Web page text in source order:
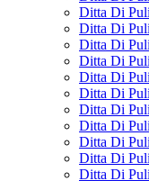
Ditta Di
Ditta Di
Ditta Di
Ditta Di
Ditta Di
Ditta Di
Ditta Di
Ditta Di
Ditta Di
Ditta Di
Ditta Di